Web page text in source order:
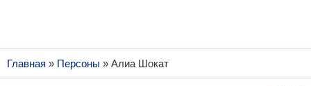
Главная » Персоны » Алиа Шокат